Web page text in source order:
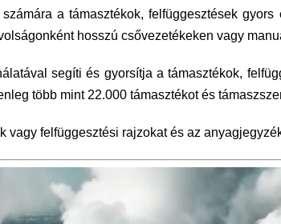
a támasztékok, felfüggesztések
hosszú csővezetékeken vagy
segíti és gyorsítja a támasztékok,
több mint 22.000 támasztékot és
felfüggesztési rajzokat és az